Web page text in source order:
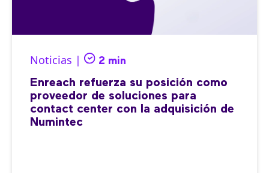
Noticias | 2 min
Enreach refuerza su posición como
proveedor de soluciones para
contact center con la adquisición de
Numintec